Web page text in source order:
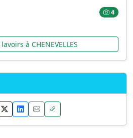
4
à CHENEVELLES